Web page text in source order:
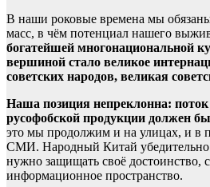
В наши роковые времена мы
масс, в чём потенциал нашего
богатейшей многонациональной
вершиной стало великое
советских народов, великая
Наша позиция непреклонна: поток
русофобской продукции должен
это мы продолжим и на улицах, и в
СМИ. Народный Китай убедительно
нужно защищать своё достоинство,
информационное пространство.